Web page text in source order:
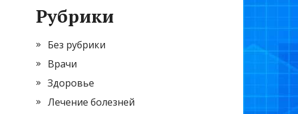
Рубрики
Без рубрики
Врачи
Здоровье
Лечение болезней